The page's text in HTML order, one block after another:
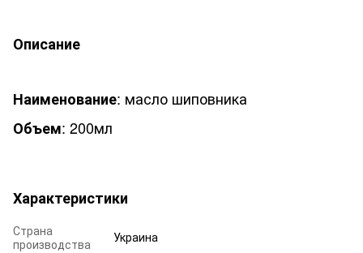
Описание
Наименование: масло шиповника
Объем: 200мл
Характеристики
Страна
производства
Украина